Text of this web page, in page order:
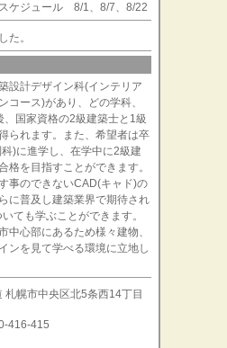
ケジュール 8/1、8/7、8/22
た。
設計デザイン科(インテリア
コース)があり、どの学科、
、国家資格の2級建築士と1級
られます。また、希望者は卒
)に進学し、在学中に2級建
格を目指すことができます。
事のできないCAD(キャド)の
に普及し建築業界で期待され
ても学ぶことができます。
中心部にあるため様々建物、
ンを見て学べる環境に立地し
幌市中央区北5条西14丁目
416-415